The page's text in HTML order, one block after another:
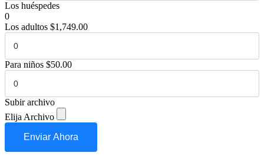
Los huéspedes
0
Los adultos $1,749.00
Para niños $50.00
Subir archivo
Elija Archivo
Enviar Ahora